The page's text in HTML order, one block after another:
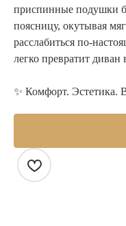
приспинные подушки
поясницу, окутывая
расслабиться по-
легко превратит диван
✨ Комфорт. Эстетика.